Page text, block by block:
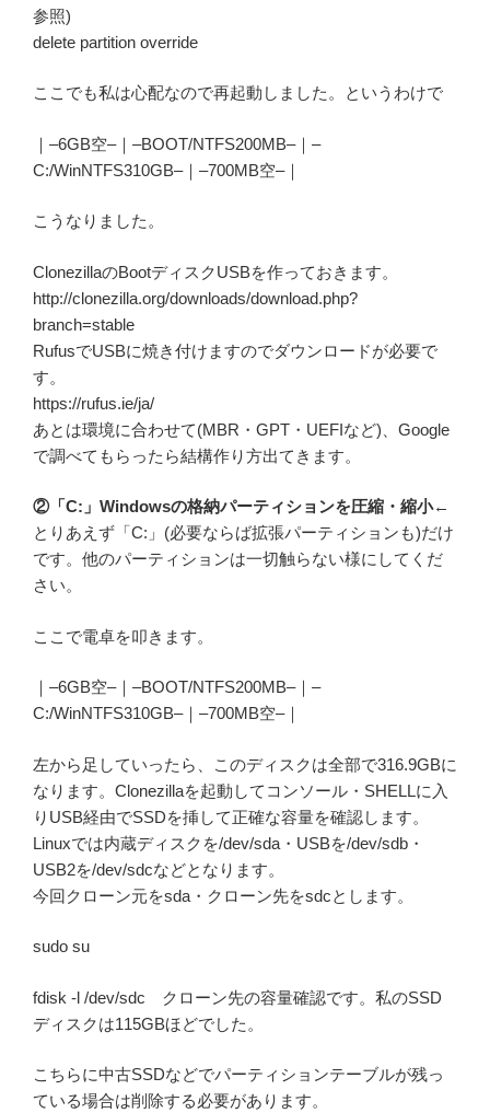
参照)
delete partition override
ここでも私は心配なので再起動しました。というわけで
｜–6GB空–｜–BOOT/NTFS200MB–｜–
C:/WinNTFS310GB–｜–700MB空–｜
こうなりました。
ClonezillaのBootディスクUSBを作っておきます。
http://clonezilla.org/downloads/download.php?
branch=stable
RufusでUSBに焼き付けますのでダウンロードが必要で
す。
https://rufus.ie/ja/
あとは環境に合わせて(MBR・GPT・UEFIなど)、Google
で調べてもらったら結構作り方出てきます。
②「C:」Windowsの格納パーティションを圧縮・縮小←
とりあえず「C:」(必要ならば拡張パーティションも)だけ
です。他のパーティションは一切触らない様にしてくだ
さい。
ここで電卓を叩きます。
｜–6GB空–｜–BOOT/NTFS200MB–｜–
C:/WinNTFS310GB–｜–700MB空–｜
左から足していったら、このディスクは全部で316.9GBに
なります。Clonezillaを起動してコンソール・SHELLに入
りUSB経由でSSDを挿して正確な容量を確認します。
Linuxでは内蔵ディスクを/dev/sda・USBを/dev/sdb・
USB2を/dev/sdcなどとなります。
今回クローン元をsda・クローン先をsdcとします。
sudo su
fdisk -l /dev/sdc クローン先の容量確認です。私のSSD
ディスクは115GBほどでした。
こちらに中古SSDなどでパーティションテーブルが残っ
ている場合は削除する必要があります。